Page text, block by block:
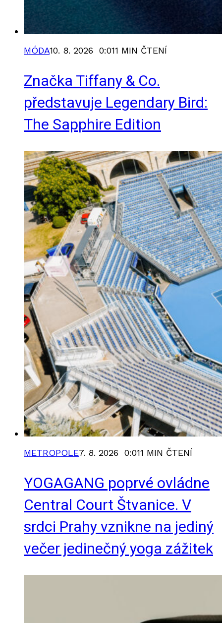
MÓDA10. 8. 2026 0:011 MIN ČTENÍ
Značka Tiffany & Co.
představuje Legendary Bird:
The Sapphire Edition
METROPOLE7. 8. 2026 0:011 MIN ČTENÍ
YOGAGANG poprvé ovládne
Central Court Štvanice. V
srdci Prahy vznikne na jediný
večer jedinečný yoga zážitek